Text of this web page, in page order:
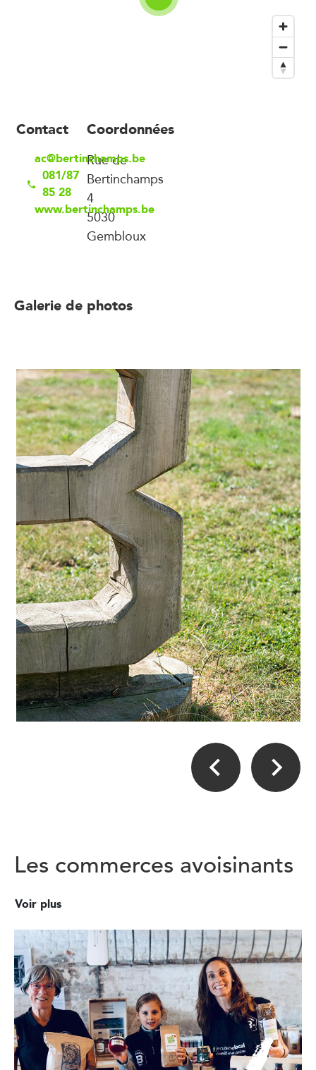
Contact
ac@bertinchamps.be
081/87
85 28
www.bertinchamps.be
Coordonnées
Rue de
Bertinchamps
4
5030
Gembloux
Galerie de photos
Les commerces avoisinants
Voir plus